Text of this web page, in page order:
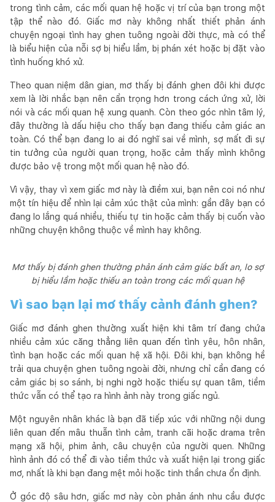
trong tình cảm, các mối quan hệ hoặc vị trí của bạn trong một
tập thể nào đó. Giấc mơ này không nhất thiết phản ánh
chuyện ngoại tình hay ghen tuông ngoài đời thực, mà có thể
là biểu hiện của nỗi sợ bị hiểu lầm, bị phán xét hoặc bị đặt vào
tình huống khó xử.
Theo quan niệm dân gian, mơ thấy bị đánh ghen đôi khi được
xem là lời nhắc bạn nên cẩn trọng hơn trong cách ứng xử, lời
nói và các mối quan hệ xung quanh. Còn theo góc nhìn tâm lý,
đây thường là dấu hiệu cho thấy bạn đang thiếu cảm giác an
toàn. Có thể bạn đang lo ai đó nghĩ sai về mình, sợ mất đi sự
tin tưởng của người quan trọng, hoặc cảm thấy mình không
được bảo vệ trong một mối quan hệ nào đó.
Vì vậy, thay vì xem giấc mơ này là điềm xui, bạn nên coi nó như
một tín hiệu để nhìn lại cảm xúc thật của mình: gần đây bạn có
đang lo lắng quá nhiều, thiếu tự tin hoặc cảm thấy bị cuốn vào
những chuyện không thuộc về mình hay không.
Mơ thấy bị đánh ghen thường phản ánh cảm giác bất an, lo sợ
bị hiểu lầm hoặc thiếu an toàn trong các mối quan hệ
Vì sao bạn lại mơ thấy cảnh đánh ghen?
Giấc mơ đánh ghen thường xuất hiện khi tâm trí đang chứa
nhiều cảm xúc căng thẳng liên quan đến tình yêu, hôn nhân,
tình bạn hoặc các mối quan hệ xã hội. Đôi khi, bạn không hề
trải qua chuyện ghen tuông ngoài đời, nhưng chỉ cần đang có
cảm giác bị so sánh, bị nghi ngờ hoặc thiếu sự quan tâm, tiềm
thức vẫn có thể tạo ra hình ảnh này trong giấc ngủ.
Một nguyên nhân khác là bạn đã tiếp xúc với những nội dung
liên quan đến mâu thuẫn tình cảm, tranh cãi hoặc drama trên
mạng xã hội, phim ảnh, câu chuyện của người quen. Những
hình ảnh đó có thể đi vào tiềm thức và xuất hiện lại trong giấc
mơ, nhất là khi bạn đang mệt mỏi hoặc tinh thần chưa ổn định.
Ở góc độ sâu hơn, giấc mơ này còn phản ánh nhu cầu được